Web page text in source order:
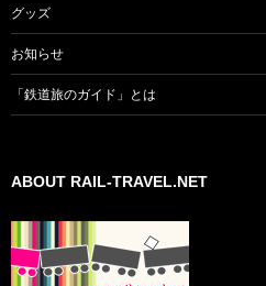
グッズ
お知らせ
「鉄道旅のガイド」とは
ABOUT RAIL-TRAVEL.NET